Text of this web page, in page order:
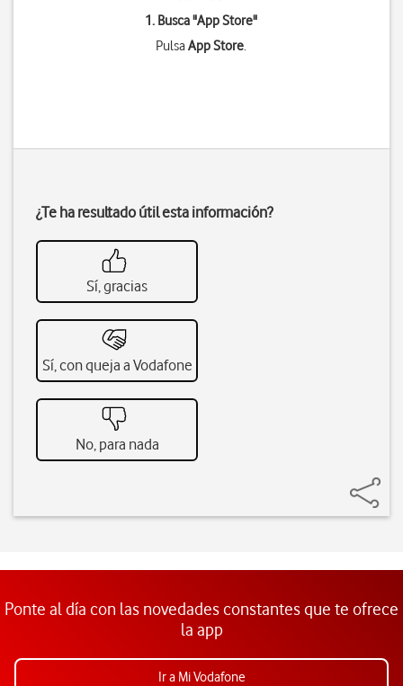
1. Busca "App Store"
PulsaApp Store.
¿Te ha resultado útil esta información?
Sí, gracias
Sí, con queja a Vodafone
No, para nada
Ponte al día con las novedades constantes que te ofrece
la app
Ir a Mi Vodafone